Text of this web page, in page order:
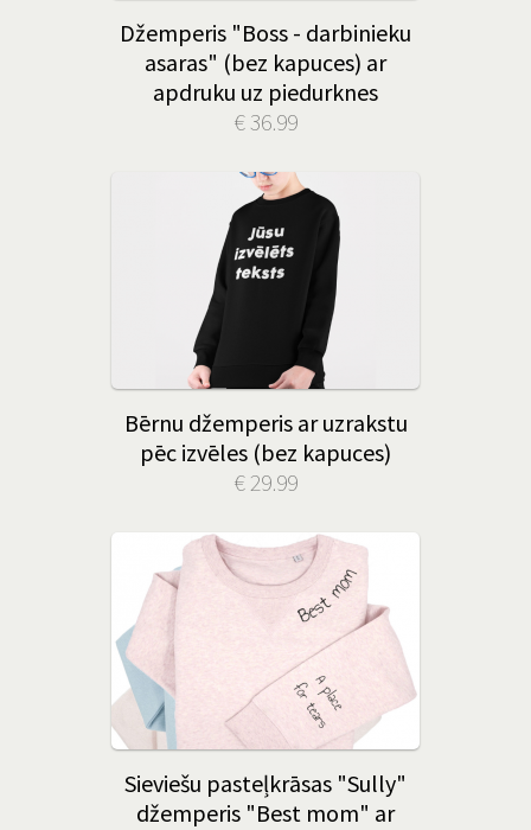
Džemperis "Boss - darbinieku
asaras" (bez kapuces) ar
apdruku uz piedurknes
€ 36.99
Bērnu džemperis ar uzrakstu
pēc izvēles (bez kapuces)
€ 29.99
Sieviešu pasteļkrāsas "Sully"
džemperis "Best mom" ar